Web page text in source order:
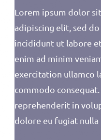
Lorem ipsum dolor
adipiscing elit, sed
incididunt ut labore
enim ad minim
exercitation ullamco
commodo
reprehenderit in
dolore eu fugiat nulla